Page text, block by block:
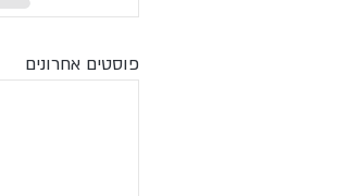
פוסטים אחרונים